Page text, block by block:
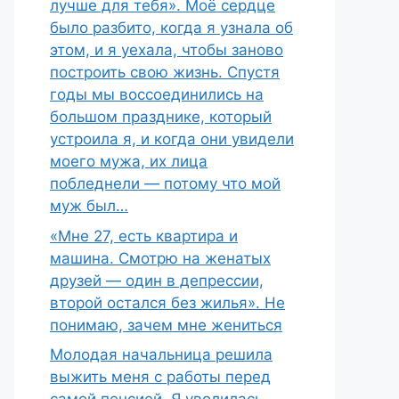
лучше для тебя». Моё сердце
было разбито, когда я узнала об
этом, и я уехала, чтобы заново
построить свою жизнь. Спустя
годы мы воссоединились на
большом празднике, который
устроила я, и когда они увидели
моего мужа, их лица
побледнели — потому что мой
муж был…
«Мне 27, есть квартира и
машина. Смотрю на женатых
друзей — один в депрессии,
второй остался без жилья». Не
понимаю, зачем мне жениться
Молодая начальница решила
выжить меня с работы перед